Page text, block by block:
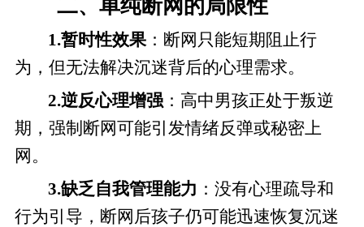
二、单纯断网的局限性
1.暂时性效果 ：断网只能短期阻止行
为，但无法解决沉迷背后的心理需求。
2.逆反心理增强 ：高中男孩正处于叛逆
期，强制断网可能引发情绪反弹或秘密上
网。
3.缺乏自我管理能力 ：没有心理疏导和
行为引导，断网后孩子仍可能迅速恢复沉迷